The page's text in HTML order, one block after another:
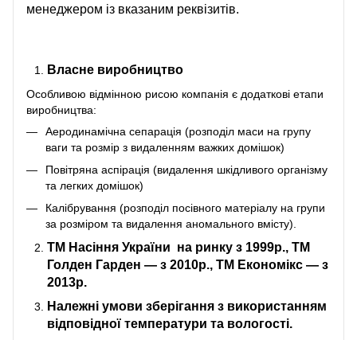
менеджером із вказаним реквізитів.
Власне виробництво
Особливою відмінною рисою компанія є додаткові етапи
виробництва:
Аеродинамічна сепарація (розподіл маси на групу
ваги та розмір з видаленням важких домішок)
Повітряна аспірація (видалення шкідливого організму
та легких домішок)
Калібрування (розподіл посівного матеріалу на групи
за розміром та видалення аномального вмісту).
ТМ Насіння України на ринку з 1999р., ТМ
Голден Гарден — з 2010р., ТМ Економікс — з
2013р.
Належні умови зберігання з використанням
відповідної температури та вологості.